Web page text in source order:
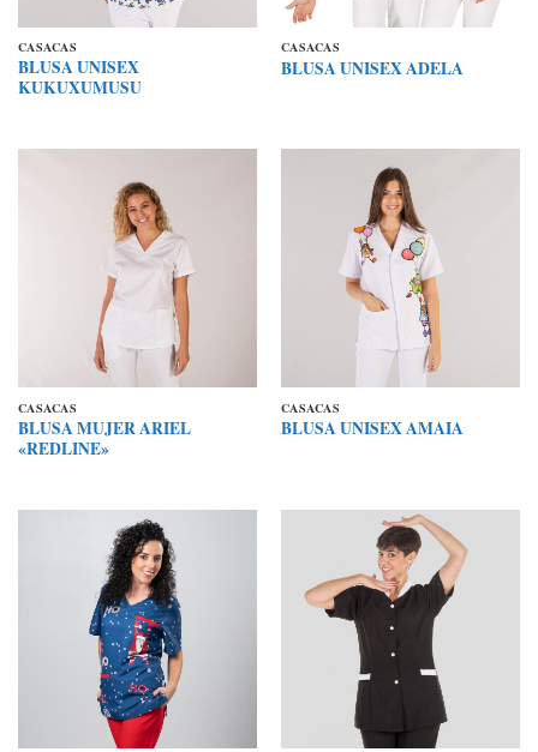
CASACAS
BLUSA UNISEX
KUKUXUMUSU
CASACAS
BLUSA UNISEX ADELA
CASACAS
BLUSA MUJER ARIEL
«REDLINE»
CASACAS
BLUSA UNISEX AMAIA